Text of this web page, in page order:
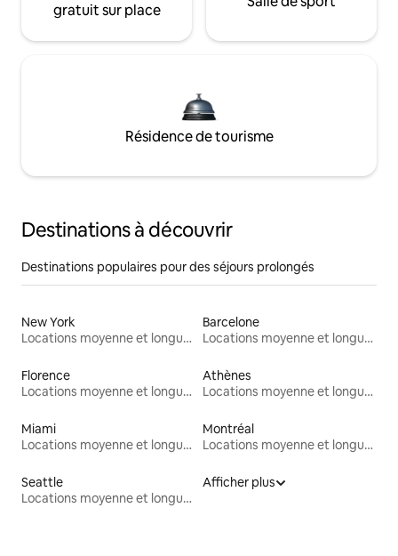
gratuit sur place
Résidence de tourisme
Destinations à découvrir
Destinations populaires pour des séjours prolongés
New York
Locations moyenne et longue durée
Barcelone
Locations moyenne et longue durée
Florence
Locations moyenne et longue durée
Athènes
Locations moyenne et longue durée
Miami
Locations moyenne et longue durée
Montréal
Locations moyenne et longue durée
Seattle
Locations moyenne et longue durée
Afficher plus